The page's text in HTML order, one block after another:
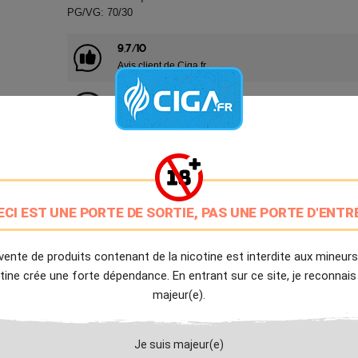
EST UNE PORTE DE SORTIE, PAS UNE PORTE
de produits contenant de la nicotine est interdite aux
crée une forte dépendance. En entrant sur ce site, je
majeur(e).
Je suis majeur(e)
PG/VG: 70/30
9.7/10
Avis client de Ciga.fr
Livraison Offerte
à partir de 20€
Commande passée avant 14h
Partager Tweet
Livré à partir du Lundi 10 Août 2026.